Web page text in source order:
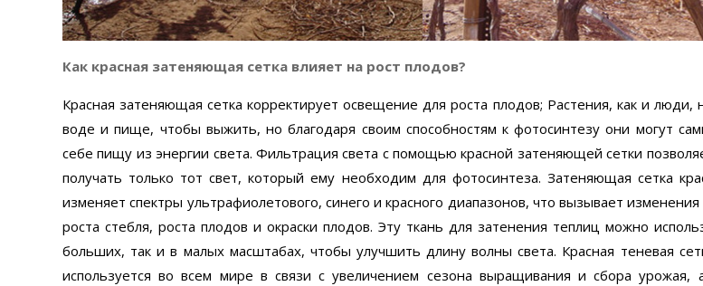
Как красная затеняющая сетка влияет на рост плодов?
Красная затеняющая сетка корректирует освещение для роста плодов; Растения, как и люди,
воде и пище, чтобы выжить, но благодаря своим способностям к фотосинтезу они могут
себе пищу из энергии света. Фильтрация света с помощью красной затеняющей сетки
получать только тот свет, который ему необходим для фотосинтеза. Затеняющая сетка
изменяет спектры ультрафиолетового, синего и красного диапазонов, что вызывает изменения
роста стебля, роста плодов и окраски плодов. Эту ткань для затенения теплиц можно
больших, так и в малых масштабах, чтобы улучшить длину волны света. Красная теневая
используется во всем мире в связи с увеличением сезона выращивания и сбора урожая,